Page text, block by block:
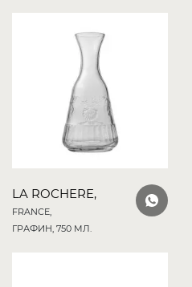
LA ROCHERE,
FRANCE,
ГРАФИН, 750 МЛ.